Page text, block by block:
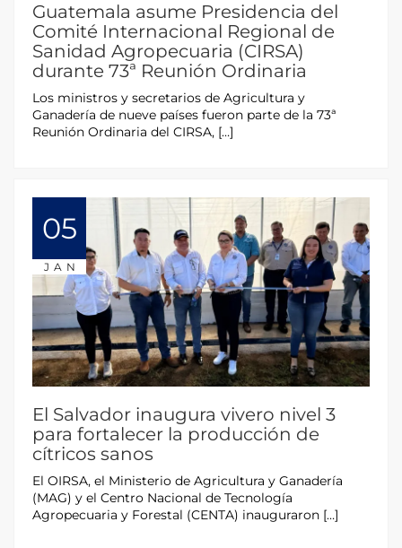
Guatemala asume Presidencia del
Comité Internacional Regional de
Sanidad Agropecuaria (CIRSA)
durante 73ª Reunión Ordinaria
Los ministros y secretarios de Agricultura y
Ganadería de nueve países fueron parte de la 73ª
Reunión Ordinaria del CIRSA, […]
05
JAN
El Salvador inaugura vivero nivel 3
para fortalecer la producción de
cítricos sanos
El OIRSA, el Ministerio de Agricultura y Ganadería
(MAG) y el Centro Nacional de Tecnología
Agropecuaria y Forestal (CENTA) inauguraron […]